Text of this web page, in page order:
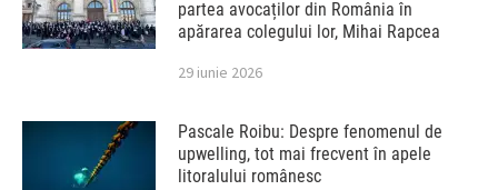
partea avocaților din România în
apărarea colegului lor, Mihai Rapcea
29 iunie 2026
Pascale Roibu: Despre fenomenul de
upwelling, tot mai frecvent în apele
litoralului românesc